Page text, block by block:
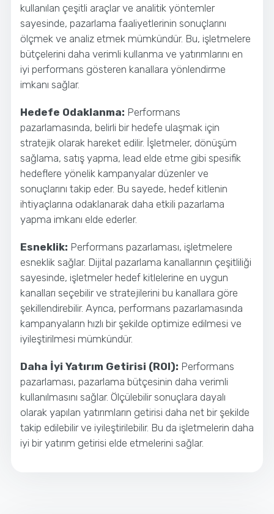
kullanılan çeşitli araçlar ve analitik yöntemler
sayesinde, pazarlama faaliyetlerinin sonuçlarını
ölçmek ve analiz etmek mümkündür. Bu, işletmelere
bütçelerini daha verimli kullanma ve yatırımlarını en
iyi performans gösteren kanallara yönlendirme
imkanı sağlar.
Hedefe Odaklanma: Performans
pazarlamasında, belirli bir hedefe ulaşmak için
stratejik olarak hareket edilir. İşletmeler, dönüşüm
sağlama, satış yapma, lead elde etme gibi spesifik
hedeflere yönelik kampanyalar düzenler ve
sonuçlarını takip eder. Bu sayede, hedef kitlenin
ihtiyaçlarına odaklanarak daha etkili pazarlama
yapma imkanı elde ederler.
Esneklik: Performans pazarlaması, işletmelere
esneklik sağlar. Dijital pazarlama kanallarının çeşitliliği
sayesinde, işletmeler hedef kitlelerine en uygun
kanalları seçebilir ve stratejilerini bu kanallara göre
şekillendirebilir. Ayrıca, performans pazarlamasında
kampanyaların hızlı bir şekilde optimize edilmesi ve
iyileştirilmesi mümkündür.
Daha İyi Yatırım Getirisi (ROI): Performans
pazarlaması, pazarlama bütçesinin daha verimli
kullanılmasını sağlar. Ölçülebilir sonuçlara dayalı
olarak yapılan yatırımların getirisi daha net bir şekilde
takip edilebilir ve iyileştirilebilir. Bu da işletmelerin daha
iyi bir yatırım getirisi elde etmelerini sağlar.